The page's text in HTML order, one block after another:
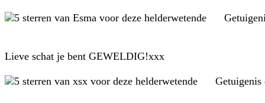
Lieve schat je bent GEWELDIG!xxx